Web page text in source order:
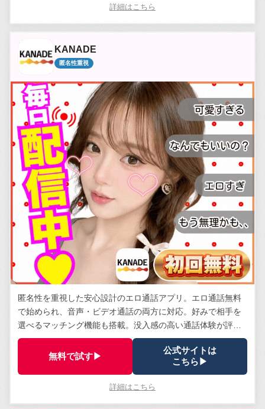
詳細はこちら
KANADE
匿名性重視
匿名性を重視した安心設計のエロ通話アプリ。エロ通話無料
で始められ、音声・ビデオ通話の両方に対応。好みで相手を
選べるマッチング機能も搭載。没入感の高い通話体験が評
判。
無料で試す▶
公式サイトは
こちら▶
詳細はこちら